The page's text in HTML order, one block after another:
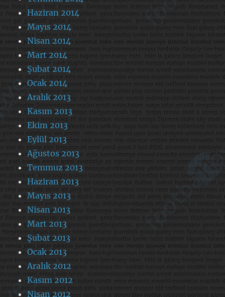
Haziran 2014
Mayıs 2014
Nisan 2014
Mart 2014
Şubat 2014
Ocak 2014
Aralık 2013
Kasım 2013
Ekim 2013
Eylül 2013
Ağustos 2013
Temmuz 2013
Haziran 2013
Mayıs 2013
Nisan 2013
Mart 2013
Şubat 2013
Ocak 2013
Aralık 2012
Kasım 2012
Nisan 2012